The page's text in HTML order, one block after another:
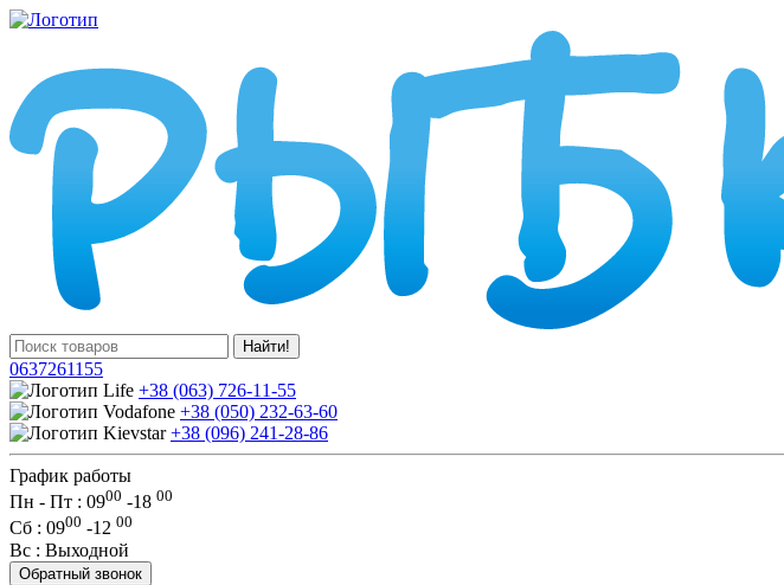
Найти!
0637261155
+38 (063) 726-11-55
+38 (050) 232-63-60
+38 (096) 241-28-86
График работы
Пн - Пт : 0900 -18 00
Сб : 0900 -12 00
Вс : Выходной
Обратный звонок